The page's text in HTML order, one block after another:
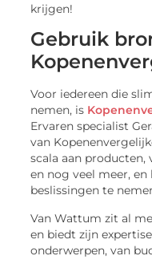
krijgen!
Gebruik
Voor iedereen die
nemen, is
Ervaren specialist
van
scala aan producten,
en nog veel meer,
beslissingen te
Van Wattum zit al
en biedt zijn
onderwerpen, van